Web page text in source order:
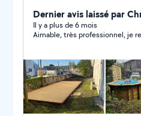
de vos toitures,façades
terrasses,rénovations
vitre ,ainsi que vos travaux les
Les devis sont gratuits Mon objectif est de vous offrir
des solutions en rapport
sérieux et
Dernier avis laissé par
Il y a plus de 6 mois
Aimable, très professionnel, je